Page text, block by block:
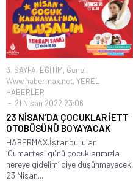
3. SAYFA, EĞİTİM, Genel,
Www.habermax.net, YEREL
HABERLER
21 Nisan 2022 23:06
23 NİSAN’DA ÇOCUKLAR İETT
OTOBÜSÜNÜ BOYAYACAK
HABERMAX.İstanbullular
‘Cumartesi günü çocuklarımızla
nereye gidelim’ diye düşünmeyecek.
23 Nisan...